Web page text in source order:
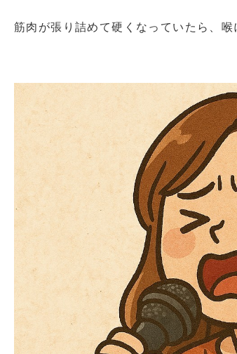
筋肉が張り詰めて硬くなっていたら、喉